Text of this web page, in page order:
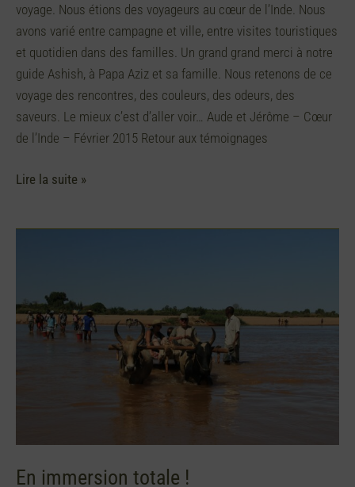
voyage. Nous étions des voyageurs au cœur de l’Inde. Nous
avons varié entre campagne et ville, entre visites touristiques
et quotidien dans des familles. Un grand grand merci à notre
guide Ashish, à Papa Aziz et sa famille. Nous retenons de ce
voyage des rencontres, des couleurs, des odeurs, des
saveurs. Le mieux c’est d’aller voir… Aude et Jérôme – Cœur
de l’Inde – Février 2015 Retour aux témoignages
Lire la suite »
En immersion totale !
!